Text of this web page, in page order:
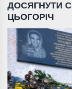
ДОСЯГНУТИ
ЦЬОГОРІЧ